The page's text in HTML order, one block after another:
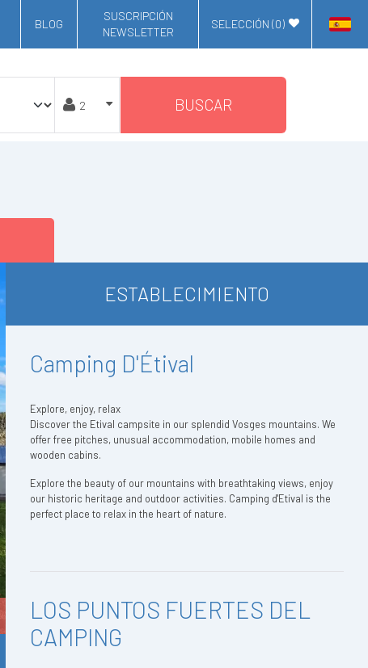
BLOG
SUSCRIPCIÓN
NEWSLETTER
SELECCIÓN (0)
BUSCAR
ESTABLECIMIENTO
Camping D'Étival
Explore, enjoy, relax
Discover the Etival campsite in our splendid Vosges mountains. We
offer free pitches, unusual accommodation, mobile homes and
wooden cabins.
Explore the beauty of our mountains with breathtaking views, enjoy
our historic heritage and outdoor activities. Camping d'Etival is the
perfect place to relax in the heart of nature.
LOS PUNTOS FUERTES DEL
CAMPING